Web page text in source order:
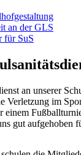
an der GLS
für SuS
an unserer
Verletzung im
einem
gut aufgehoben